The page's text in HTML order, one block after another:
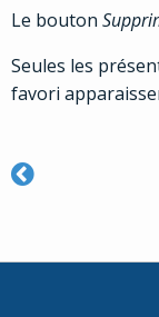
Le bouton
Seules les
favori